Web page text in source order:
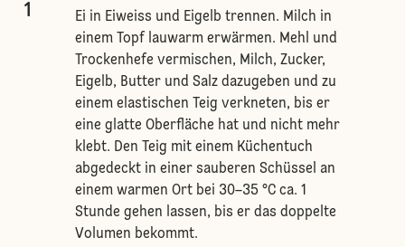
1
Ei in Eiweiss und Eigelb trennen. Milch in
einem Topf lauwarm erwärmen. Mehl und
Trockenhefe vermischen, Milch, Zucker,
Eigelb, Butter und Salz dazugeben und zu
einem elastischen Teig verkneten, bis er
eine glatte Oberfläche hat und nicht mehr
klebt. Den Teig mit einem Küchentuch
abgedeckt in einer sauberen Schüssel an
einem warmen Ort bei 30–35 °C ca. 1
Stunde gehen lassen, bis er das doppelte
Volumen bekommt.